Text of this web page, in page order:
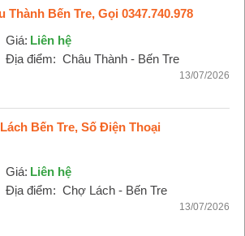
Thành Bến Tre, Gọi 0347.740.978
Giá: Liên hệ
Địa điểm: Châu Thành - Bến Tre
13/07/2026
Bến Tre, Số Điện Thoại
Giá: Liên hệ
Địa điểm: Chợ Lách - Bến Tre
13/07/2026